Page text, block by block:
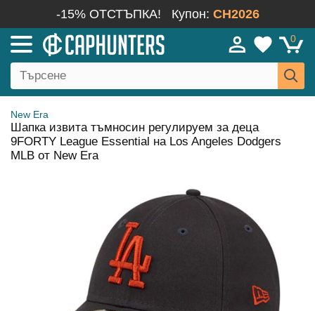
-15% ОТСТЪПКА! Купон: CH2026
0
New Era
Шапка извита тъмносин регулируем за деца
9FORTY League Essential на Los Angeles Dodgers
MLB от New Era